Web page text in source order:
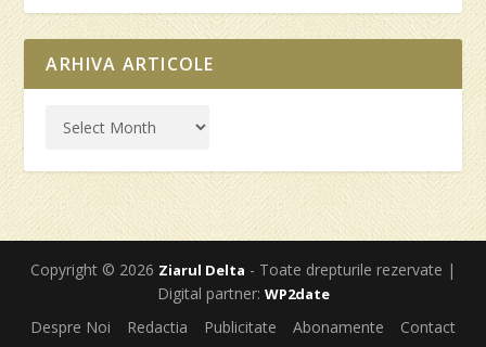
ARHIVA ARTICOLE
Copyright © 2026 Ziarul Delta - Toate drepturile rezervate |
Digital partner: WP2date
Despre Noi Redactia Publicitate Abonamente Contact